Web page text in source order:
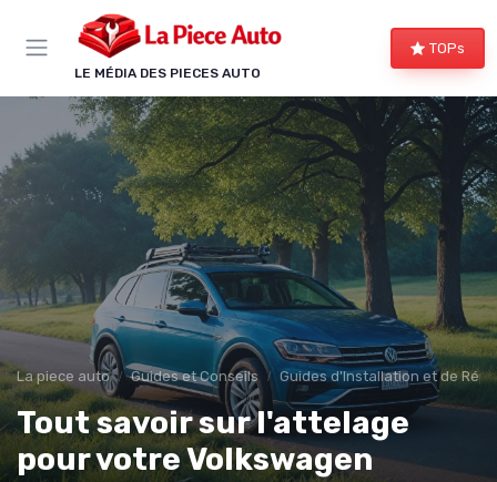
LE MÉDIA DES PIECES AUTO
TOPs
La piece auto Guides et Conseils Guides d'Installation et de
Tout savoir sur l'attelage
pour votre Volkswagen
Panneau de gestion des cookies